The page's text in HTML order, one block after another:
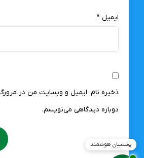
ایمیل *
ذخیره نام، ایمیل و وبسایت من در
دوباره دیدگاهی می‌نویسم.